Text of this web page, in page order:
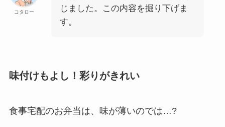
コタロー
じました。この内容を掘り下げま
す。
味付けもよし！彩りがきれい
食事宅配のお弁当は、味が薄いのでは…?